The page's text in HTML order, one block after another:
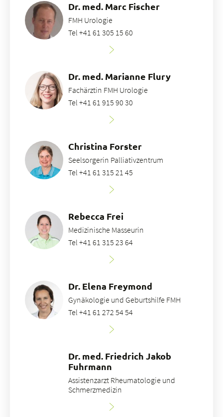
Dr. med. Marc Fischer
FMH Urologie
Tel +41 61 305 15 60
Dr. med. Marianne Flury
Fachärztin FMH Urologie
Tel +41 61 915 90 30
Christina Forster
Seelsorgerin Palliativzentrum
Tel +41 61 315 21 45
Rebecca Frei
Medizinische Masseurin
Tel +41 61 315 23 64
Dr. Elena Freymond
Gynäkologie und Geburtshilfe FMH
Tel +41 61 272 54 54
Dr. med. Friedrich Jakob
Fuhrmann
Assistenzarzt Rheumatologie und
Schmerzmedizin